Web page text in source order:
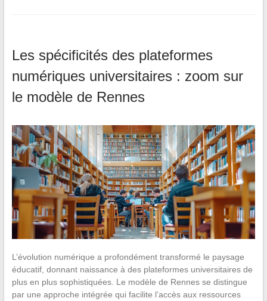
Les spécificités des plateformes
numériques universitaires : zoom sur
le modèle de Rennes
L’évolution numérique a profondément transformé le paysage
éducatif, donnant naissance à des plateformes universitaires de
plus en plus sophistiquées. Le modèle de Rennes se distingue
par une approche intégrée qui facilite l’accès aux ressources